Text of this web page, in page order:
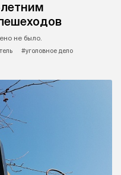
не было.
#уголовное дело